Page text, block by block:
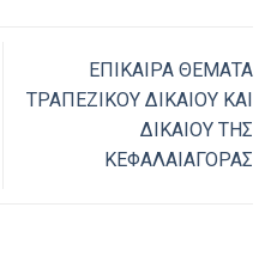
ΕΠΙΚΑΙΡΑ ΘΕΜΑΤΑ
ΤΡΑΠΕΖΙΚΟΥ ΔΙΚΑΙΟΥ ΚΑΙ
ΔΙΚΑΙΟΥ ΤΗΣ
ΚΕΦΑΛΑΙΑΓΟΡΑΣ